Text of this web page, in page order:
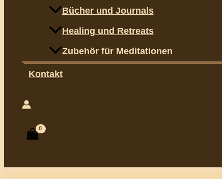
Bücher und Journals
Healing und Retreats
Zubehör für Meditationen
Kontakt